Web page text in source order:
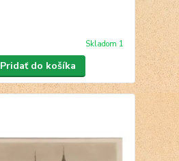
Skladom 1
Pridať do košíka